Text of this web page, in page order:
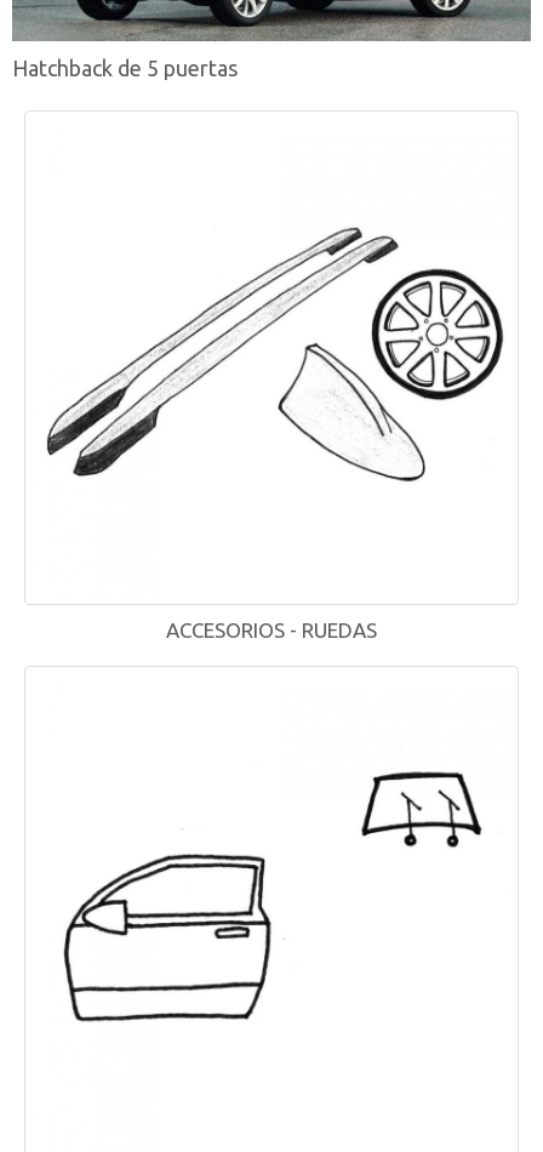
Hatchback de 5 puertas
ACCESORIOS - RUEDAS